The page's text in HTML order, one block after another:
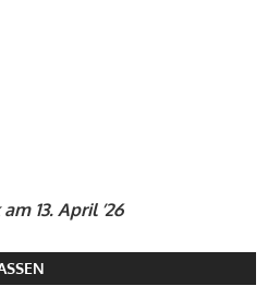
13. April ’26